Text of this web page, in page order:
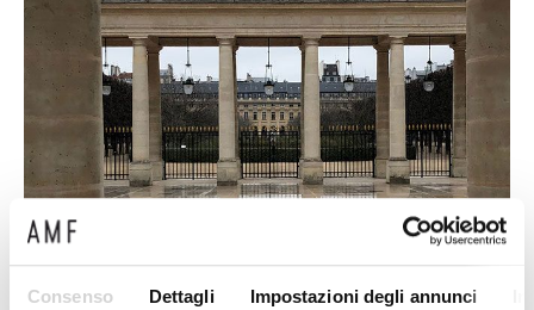
Consenso Dettagli Impostazioni degli annunci